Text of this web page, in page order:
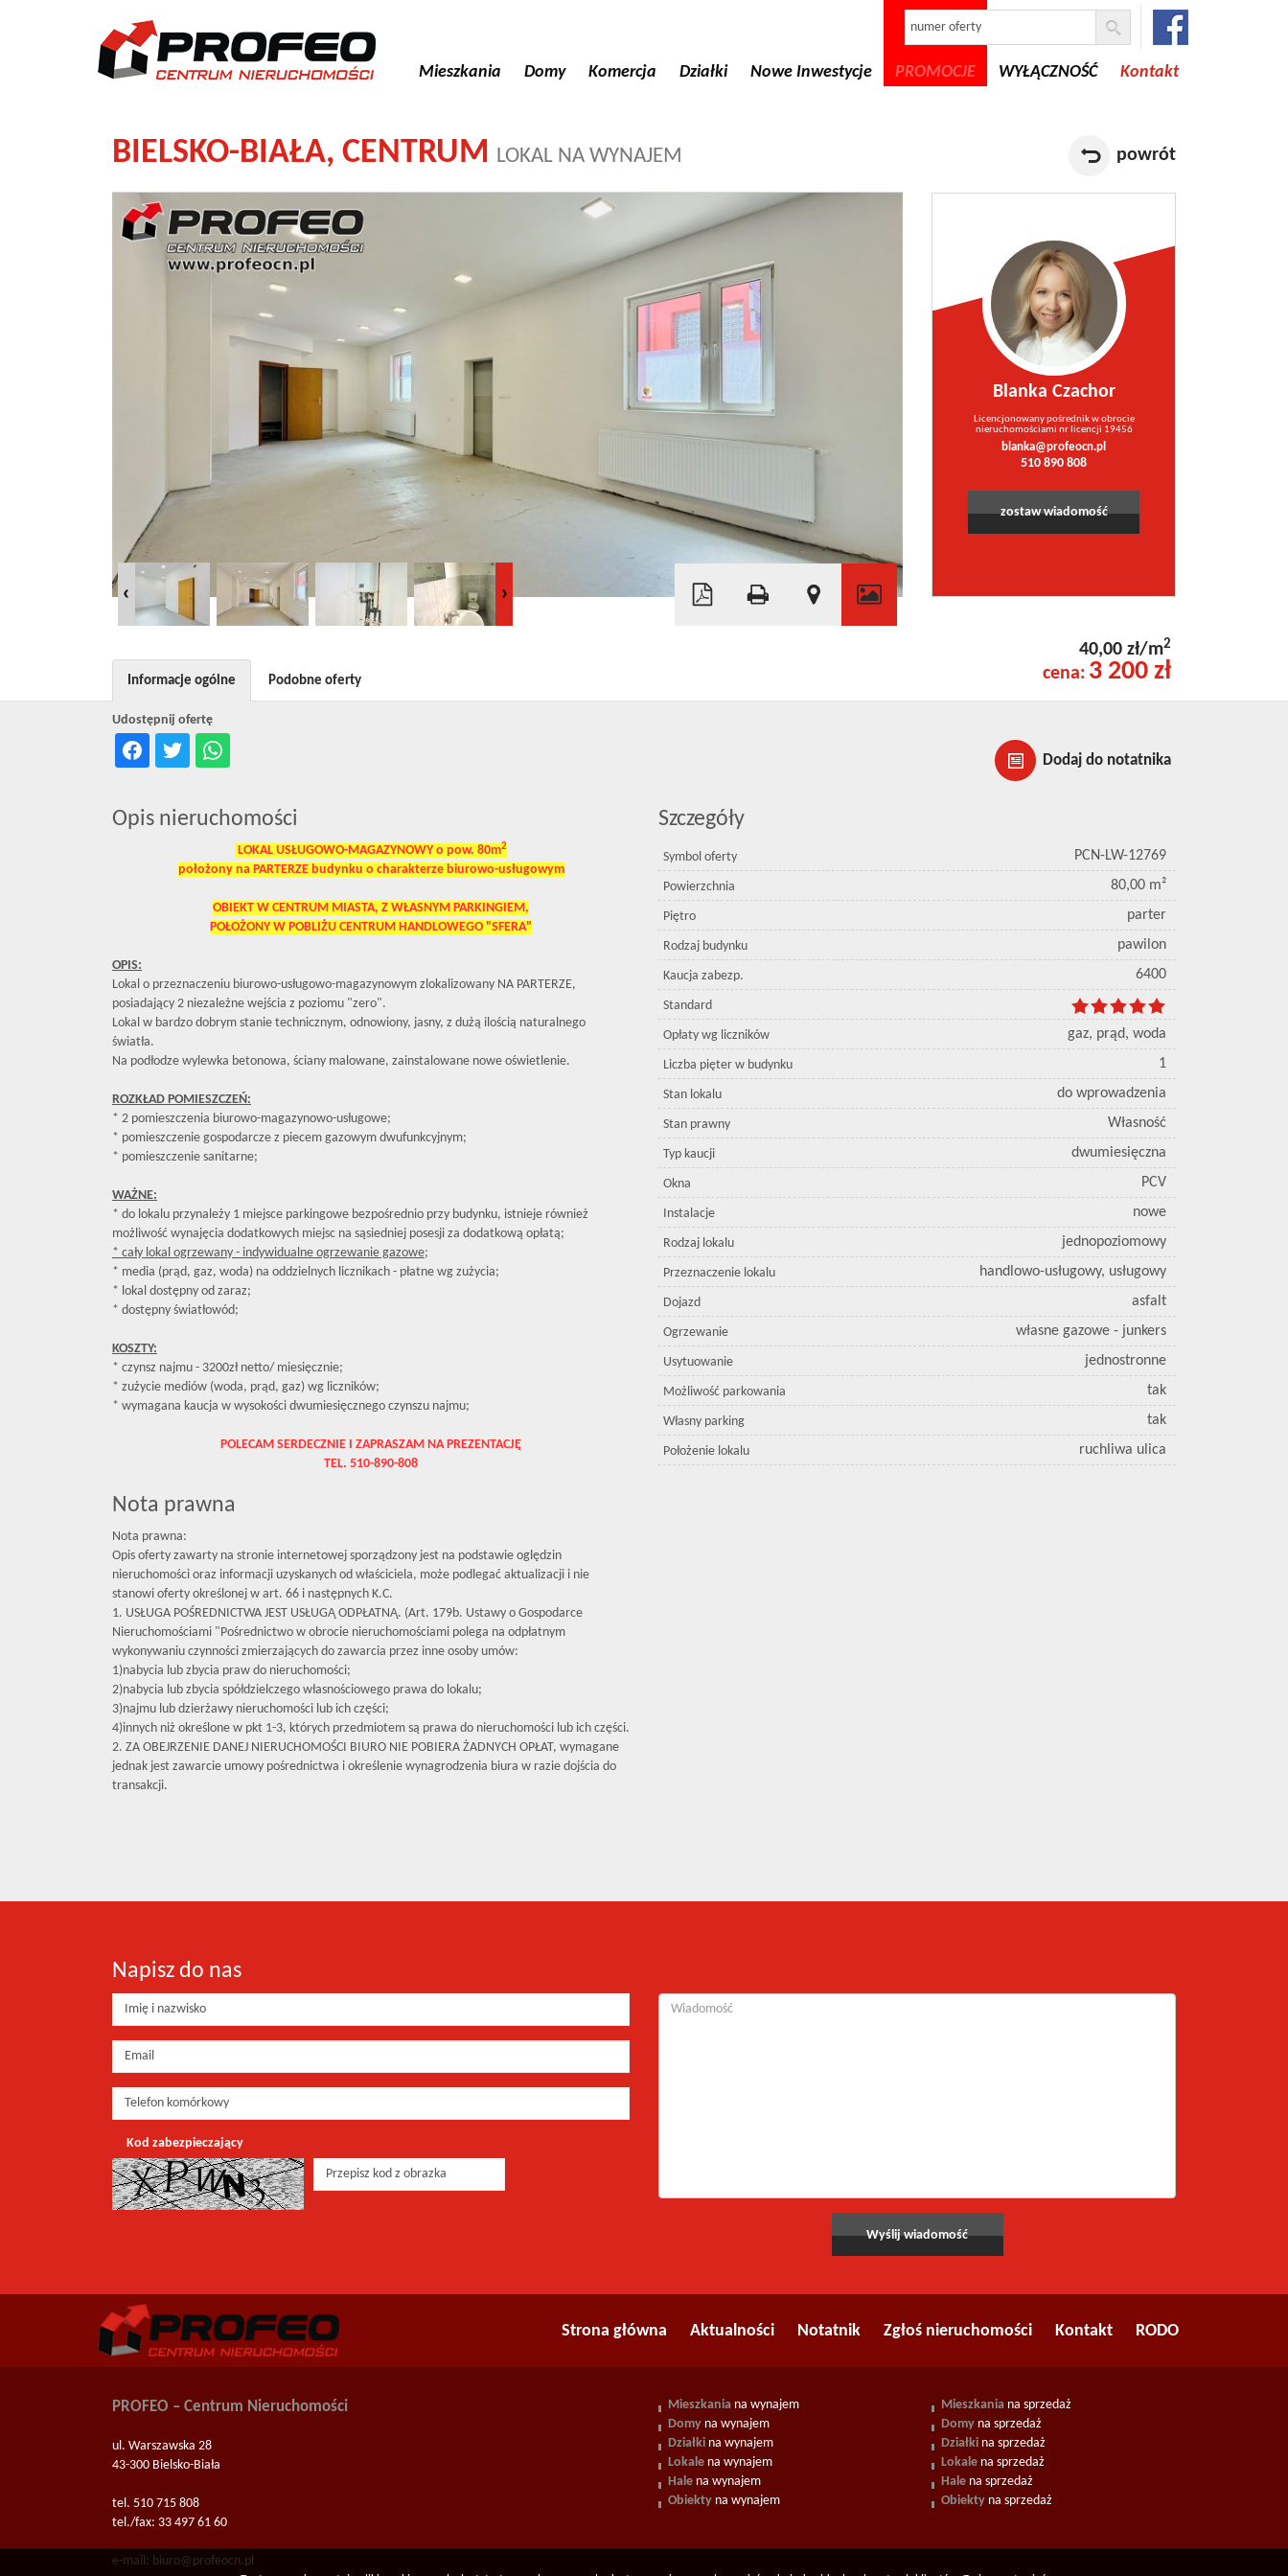
Mieszkania Domy Komercja Działki Nowe Inwestycje PROMOCJE WYŁĄCZNOŚĆ Kontakt
BIELSKO-BIAŁA, CENTRUM LOKAL NA WYNAJEM powrót
+
−
©OpenStreetMap contributors
Blanka Czachor
Licencjonowany pośrednik w obrocie
nieruchomościami nr licencji 19456
blanka@profeocn.pl
510 890 808
zostaw wiadomość
40,00 zł/m2
cena: 3 200 zł
Dodaj do notatnika
Udostępnij ofertę
Informacje ogólne Podobne oferty
Opis nieruchomości
LOKAL USŁUGOWO-MAGAZYNOWY o pow. 80m2
położony na PARTERZE budynku o charakterze biurowo-usługowym
OBIEKT W CENTRUM MIASTA, Z WŁASNYM PARKINGIEM,
POŁOŻONYW POBLIŻU CENTRUM HANDLOWEGO "SFERA"
OPIS:
Lokal o przeznaczeniu biurowo-usługowo-magazynowym zlokalizowany NA PARTERZE,
posiadający 2 niezależne wejścia z poziomu "zero".
Lokal w bardzo dobrym stanie technicznym, odnowiony, jasny, z dużą ilością naturalnego
światła.
Na podłodze wylewka betonowa, ściany malowane, zainstalowane nowe oświetlenie.
ROZKŁAD POMIESZCZEŃ:
* 2 pomieszczenia biurowo-magazynowo-usługowe;
* pomieszczenie gospodarcze z piecem gazowym dwufunkcyjnym;
* pomieszczenie sanitarne;
WAŻNE:
* do lokalu przynależy 1 miejsce parkingowe bezpośrednio przy budynku, istnieje również
możliwość wynajęcia dodatkowych miejsc na sąsiedniej posesji za dodatkową opłatą;
* cały lokal ogrzewany - indywidualne ogrzewanie gazowe;
* media (prąd, gaz, woda) na oddzielnych licznikach - płatne wg zużycia;
* lokal dostępny od zaraz;
* dostępny światłowód;
KOSZTY:
* czynsz najmu - 3200zł netto/ miesięcznie;
* zużycie mediów (woda, prąd, gaz) wg liczników;
* wymagana kaucja w wysokości dwumiesięcznego czynszu najmu;
POLECAM SERDECZNIE I ZAPRASZAM NA PREZENTACJĘ
TEL. 510-890-808
Nota prawna
Nota prawna:
Opis oferty zawarty na stronie internetowej sporządzony jest na podstawie oględzin
nieruchomości oraz informacji uzyskanych od właściciela, może podlegać aktualizacji i nie
stanowi oferty określonej w art. 66 i następnych K.C.
1. USŁUGA POŚREDNICTWA JEST USŁUGĄ ODPŁATNĄ. (Art. 179b. Ustawy o Gospodarce
Nieruchomościami "Pośrednictwo w obrocie nieruchomościami polega na odpłatnym
wykonywaniu czynności zmierzających do zawarcia przez inne osoby umów:
1)nabycia lub zbycia praw do nieruchomości;
2)nabycia lub zbycia spółdzielczego własnościowego prawa do lokalu;
3)najmu lub dzierżawy nieruchomości lub ich części;
4)innych niż określone w pkt 1-3, których przedmiotem są prawa do nieruchomości lub ich części.
2. ZA OBEJRZENIE DANEJ NIERUCHOMOŚCI BIURO NIE POBIERA ŻADNYCH OPŁAT, wymagane
jednak jest zawarcie umowy pośrednictwa i określenie wynagrodzenia biura w razie dojścia do
transakcji.
Szczegóły
Symbol oferty PCN-LW-12769
Powierzchnia 80,00 m²
Piętro parter
Rodzaj budynku pawilon
Kaucja zabezp. 6400
Standard
Opłaty wg liczników gaz, prąd, woda
Liczba pięter w budynku 1
Stan lokalu do wprowadzenia
Stan prawny Własność
Typ kaucji dwumiesięczna
Okna PCV
Instalacje nowe
Rodzaj lokalu jednopoziomowy
Przeznaczenie lokalu handlowo-usługowy, usługowy
Dojazd asfalt
Ogrzewanie własne gazowe - junkers
Usytuowanie jednostronne
Możliwość parkowania tak
Własny parking tak
Położenie lokalu ruchliwa ulica
Napisz do nas
Kod zabezpieczający
Strona główna Aktualności Notatnik Zgłoś nieruchomości Kontakt RODO
PROFEO – Centrum Nieruchomości
ul. Warszawska 28
43-300 Bielsko-Biała
tel. 510 715 808
tel./fax: 33 497 61 60
e-mail: biuro@profeocn.pl
Mieszkania na wynajem
Domy na wynajem
Działki na wynajem
Lokale na wynajem
Hale na wynajem
Obiekty na wynajem
Mieszkania na sprzedaż
Domy na sprzedaż
Działki na sprzedaż
Lokale na sprzedaż
Hale na sprzedaż
Obiekty na sprzedaż